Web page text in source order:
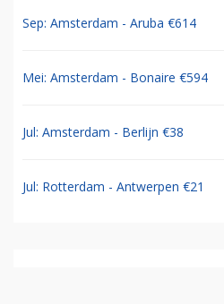
Sep: Amsterdam - Aruba €614
Mei: Amsterdam - Bonaire €594
Jul: Amsterdam - Berlijn €38
Jul: Rotterdam - Antwerpen €21